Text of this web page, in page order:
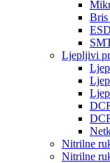
Bris
Ljepljivi
Nitrilne
Nitrilne